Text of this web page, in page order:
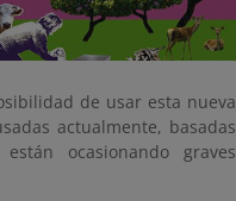
de usar esta nueva
actualmente, basadas
ocasionando graves